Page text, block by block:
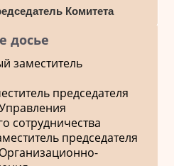
Комитета
досье
заместитель
председателя
сотрудничества
председателя